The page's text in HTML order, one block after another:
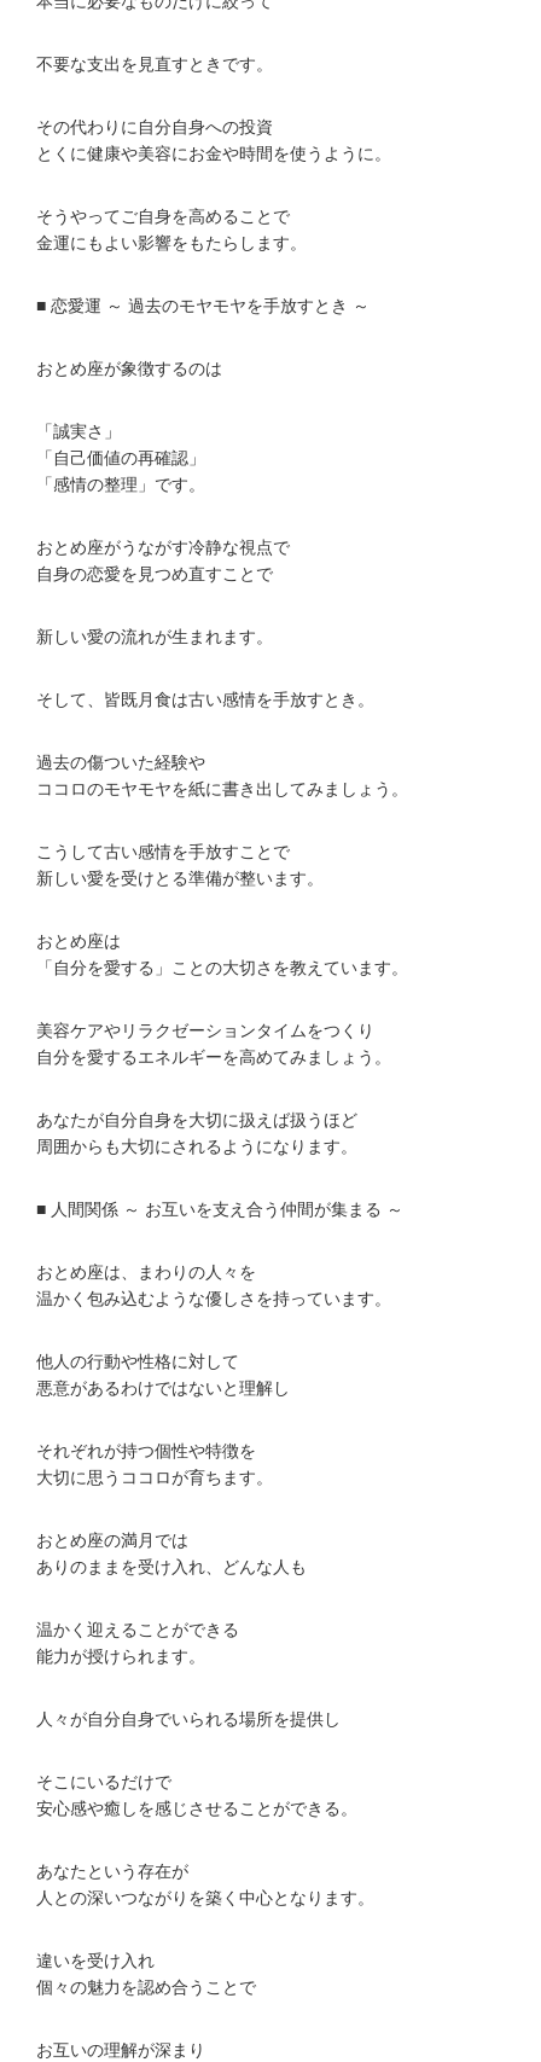
不要な支出を見直すときです。
その代わりに自分自身への投資
とくに健康や美容にお金や時間を使うように。
そうやってご自身を高めることで
金運にもよい影響をもたらします。
■ 恋愛運 ～ 過去のモヤモヤを手放すとき ～
おとめ座が象徴するのは
「誠実さ」
「自己価値の再確認」
「感情の整理」です。
おとめ座がうながす冷静な視点で
自身の恋愛を見つめ直すことで
新しい愛の流れが生まれます。
そして、皆既月食は古い感情を手放すとき。
過去の傷ついた経験や
ココロのモヤモヤを紙に書き出してみましょう。
こうして古い感情を手放すことで
新しい愛を受けとる準備が整います。
おとめ座は
「自分を愛する」ことの大切さを教えています。
美容ケアやリラクゼーションタイムをつくり
自分を愛するエネルギーを高めてみましょう。
あなたが自分自身を大切に扱えば扱うほど
周囲からも大切にされるようになります。
■ 人間関係 ～ お互いを支え合う仲間が集まる ～
おとめ座は、まわりの人々を
温かく包み込むような優しさを持っています。
他人の行動や性格に対して
悪意があるわけではないと理解し
それぞれが持つ個性や特徴を
大切に思うココロが育ちます。
おとめ座の満月では
ありのままを受け入れ、どんな人も
温かく迎えることができる
能力が授けられます。
人々が自分自身でいられる場所を提供し
そこにいるだけで
安心感や癒しを感じさせることができる。
あなたという存在が
人との深いつながりを築く中心となります。
違いを受け入れ
個々の魅力を認め合うことで
お互いの理解が深まり